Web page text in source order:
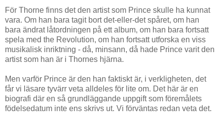
För Thorne finns det den artist som Prince skulle ha kunnat
vara. Om han bara tagit bort det-eller-det spåret, om han
bara ändrat låtordningen på ett album, om han bara fortsatt
spela med the Revolution, om han fortsatt utforska en viss
musikalisk inriktning - då, minsann, då hade Prince varit den
artist som han är i Thornes hjärna.
Men varför Prince är den han faktiskt är, i verkligheten, det
får vi läsare tyvärr veta alldeles för lite om. Det här är en
biografi där en så grundläggande uppgift som föremålets
födelsedatum inte ens skrivs ut. Vi förväntas redan veta det.